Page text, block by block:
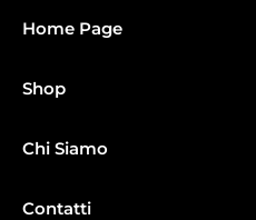
Home Page
Shop
Chi Siamo
Contatti